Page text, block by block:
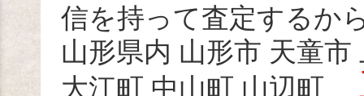
信を持って査定するか
山形県内 山形市 天童
大江町 中山町 山辺町